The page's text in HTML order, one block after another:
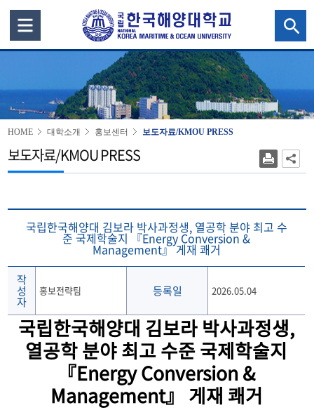
HOME 대학소개 홍보센터 보도자료/KMOU PRESS
보도자료/KMOU PRESS
국립한국해양대 김보라 박사과정생, 열공학 분야 최고 수
준 국제학술지 『Energy Conversion &
Management』 게재 쾌거
작
성
자
홍보전략팀 등록일 2026.05.04
국립한국해양대 김보라 박사과정생,
열공학 분야 최고 수준 국제학술지
『Energy Conversion &
Management』 게재 쾌거